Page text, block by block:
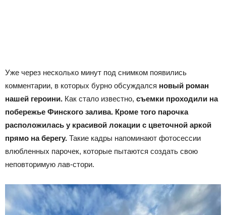
Уже через несколько минут под снимком появились
комментарии, в которых бурно обсуждался новый роман
нашей героини. Как стало известно, съемки проходили на
побережье Финского залива. Кроме того парочка
расположилась у красивой локации с цветочной аркой
прямо на берегу. Такие кадры напоминают фотосессии
влюбленных парочек, которые пытаются создать свою
неповторимую лав-стори.